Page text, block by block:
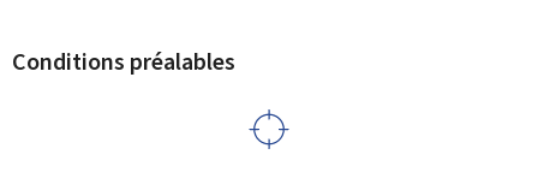
Conditions préalables